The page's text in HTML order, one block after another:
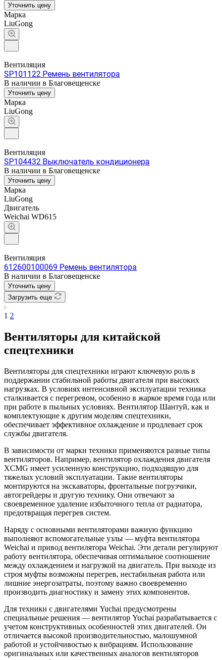
Уточнить цену
Марка
LiuGong
Вентиляция
SP101122 Ремень вентилятора
В наличии в Благовещенске
Уточнить цену
Марка
LiuGong
Вентиляция
SP104432 Выключатель кондиционера
В наличии в Благовещенске
Уточнить цену
Марка
LiuGong
Двигатель
Weichai WD615
Вентиляция
612600100069 Ремень вентилятора
В наличии в Благовещенске
Уточнить цену
Загрузить еще
1 2
Вентиляторы для китайской
спецтехники
Вентиляторы для спецтехники играют ключевую роль в
поддержании стабильной работы двигателя при высоких
нагрузках. В условиях интенсивной эксплуатации техника
сталкивается с перегревом, особенно в жаркое время года или
при работе в пыльных условиях. Вентилятор Шантуй, как и
комплектующие к другим моделям спецтехники,
обеспечивает эффективное охлаждение и продлевает срок
службы двигателя.
В зависимости от марки техники применяются разные типы
вентиляторов. Например, вентилятор охлаждения двигателя
XCMG имеет усиленную конструкцию, подходящую для
тяжелых условий эксплуатации. Такие вентиляторы
монтируются на экскаваторы, фронтальные погрузчики,
автогрейдеры и другую технику. Они отвечают за
своевременное удаление избыточного тепла от радиатора,
предотвращая перегрев систем.
Наряду с основными вентиляторами важную функцию
выполняют вспомогательные узлы — муфта вентилятора
Weichai и привод вентилятора Weichai. Эти детали регулируют
работу вентилятора, обеспечивая оптимальное соотношение
между охлаждением и нагрузкой на двигатель. При выходе из
строя муфты возможны перегрев, нестабильная работа или
лишние энергозатраты, поэтому важно своевременно
производить диагностику и замену этих компонентов.
Для техники с двигателями Yuchai предусмотрены
специальные решения — вентилятор Yuchai разрабатывается с
учетом конструктивных особенностей этих двигателей. Он
отличается высокой производительностью, малошумной
работой и устойчивостью к вибрациям. Использование
оригинальных или качественных аналогов вентиляторов